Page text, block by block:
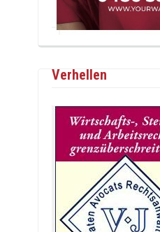
Verhellen